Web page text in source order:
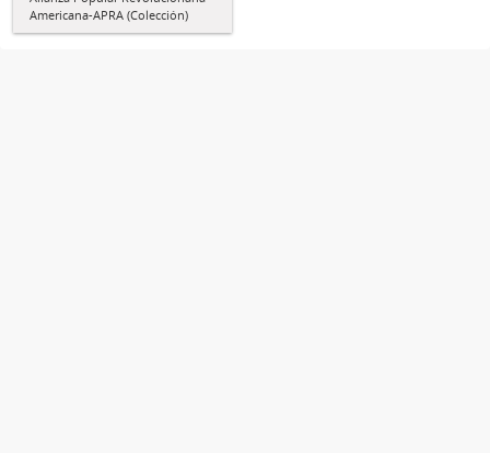
Americana-APRA (Colección)